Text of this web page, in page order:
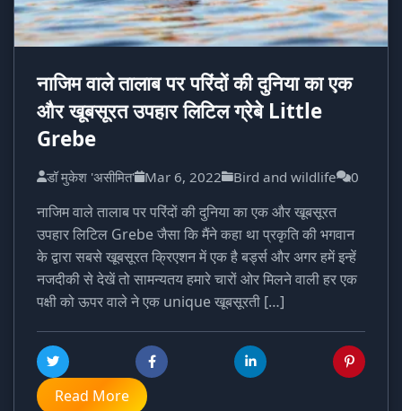
नाजिम वाले तालाब पर परिंदों की दुनिया का एक
और खूबसूरत उपहार लिटिल ग्रेबे Little
Grebe
डॉ मुकेश 'असीमित' Mar 6, 2022 Bird and wildlife 0
नाजिम वाले तालाब पर परिंदों की दुनिया का एक और खूबसूरत
उपहार लिटिल Grebe जैसा कि मैंने कहा था प्रकृति की भगवान
के द्वारा सबसे खूबसूरत क्रिएशन में एक है बर्ड्स और अगर हमें इन्हें
नजदीकी से देखें तो सामन्यतय हमारे चारों ओर मिलने वाली हर एक
पक्षी को ऊपर वाले ने एक unique खूबसूरती […]
Read More